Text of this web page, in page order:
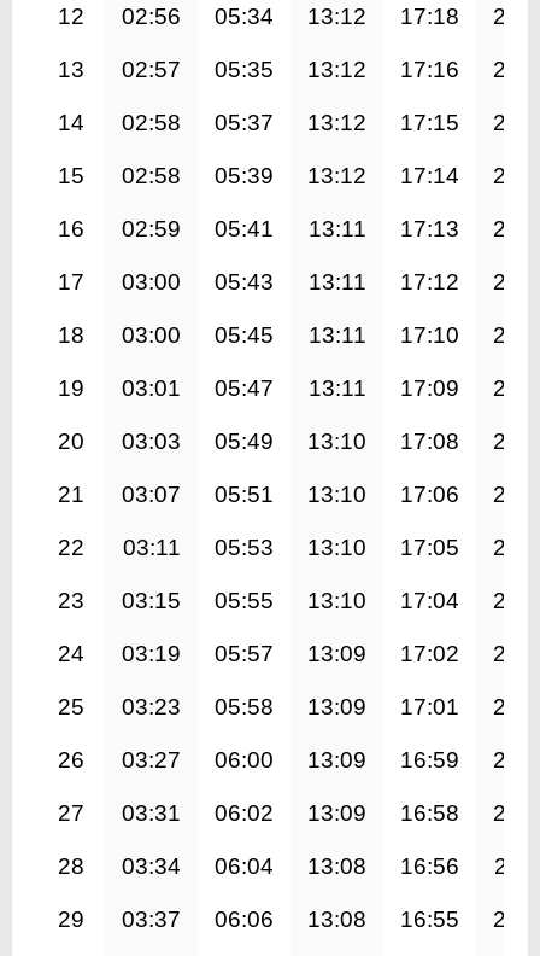
12 02:56 05:34 13:12 17:18
13 02:57 05:35 13:12 17:16
14 02:58 05:37 13:12 17:15
15 02:58 05:39 13:12 17:14
16 02:59 05:41 13:11 17:13
17 03:00 05:43 13:11 17:12
18 03:00 05:45 13:11 17:10
19 03:01 05:47 13:11 17:09
20 03:03 05:49 13:10 17:08
21 03:07 05:51 13:10 17:06
22 03:11 05:53 13:10 17:05
23 03:15 05:55 13:10 17:04
24 03:19 05:57 13:09 17:02
25 03:23 05:58 13:09 17:01
26 03:27 06:00 13:09 16:59
27 03:31 06:02 13:09 16:58
28 03:34 06:04 13:08 16:56
29 03:37 06:06 13:08 16:55